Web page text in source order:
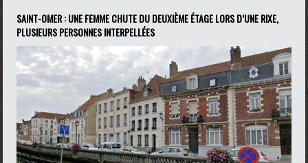
SAINT-OMER : UNE FEMME CHUTE DU DEUXIÈME ÉTAGE LORS D’UNE RIXE,
PLUSIEURS PERSONNES INTERPELLÉES